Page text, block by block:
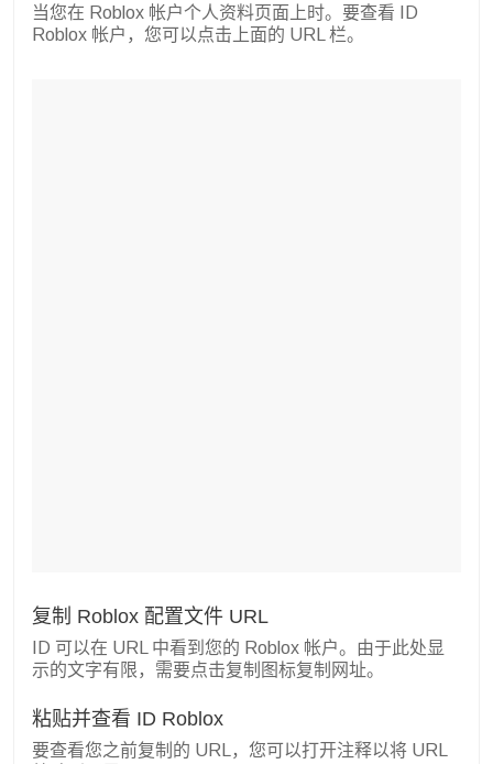
当您在 Roblox 帐户个人资料页面上时。要查看 ID
Roblox 帐户，您可以点击上面的 URL 栏。
复制 Roblox 配置文件 URL
ID 可以在 URL 中看到您的 Roblox 帐户。由于此处显
示的文字有限，需要点击复制图标复制网址。
粘贴并查看 ID Roblox
要查看您之前复制的 URL，您可以打开注释以将 URL